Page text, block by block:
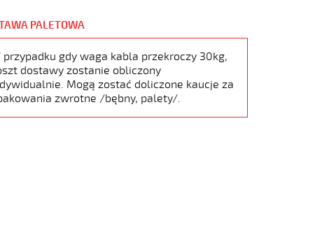
PALETOWA
przypadku gdy waga kabla przekroczy 30kg,
dostawy zostanie obliczony
Mogą zostać doliczone kaucje za
zwrotne /bębny, palety/.